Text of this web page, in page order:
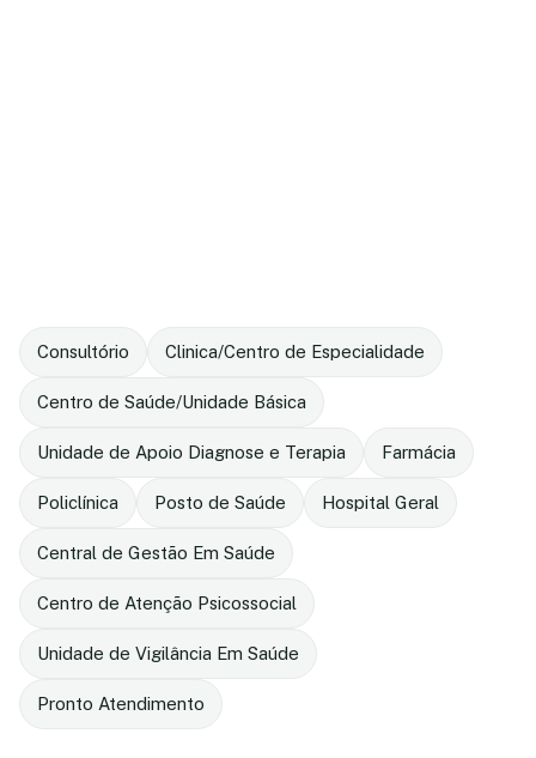
Consultório Clinica/Centro de Especialidade
Centro de Saúde/Unidade Básica
Unidade de Apoio Diagnose e Terapia Farmácia
Policlínica Posto de Saúde Hospital Geral
Central de Gestão Em Saúde
Centro de Atenção Psicossocial
Unidade de Vigilância Em Saúde
Pronto Atendimento